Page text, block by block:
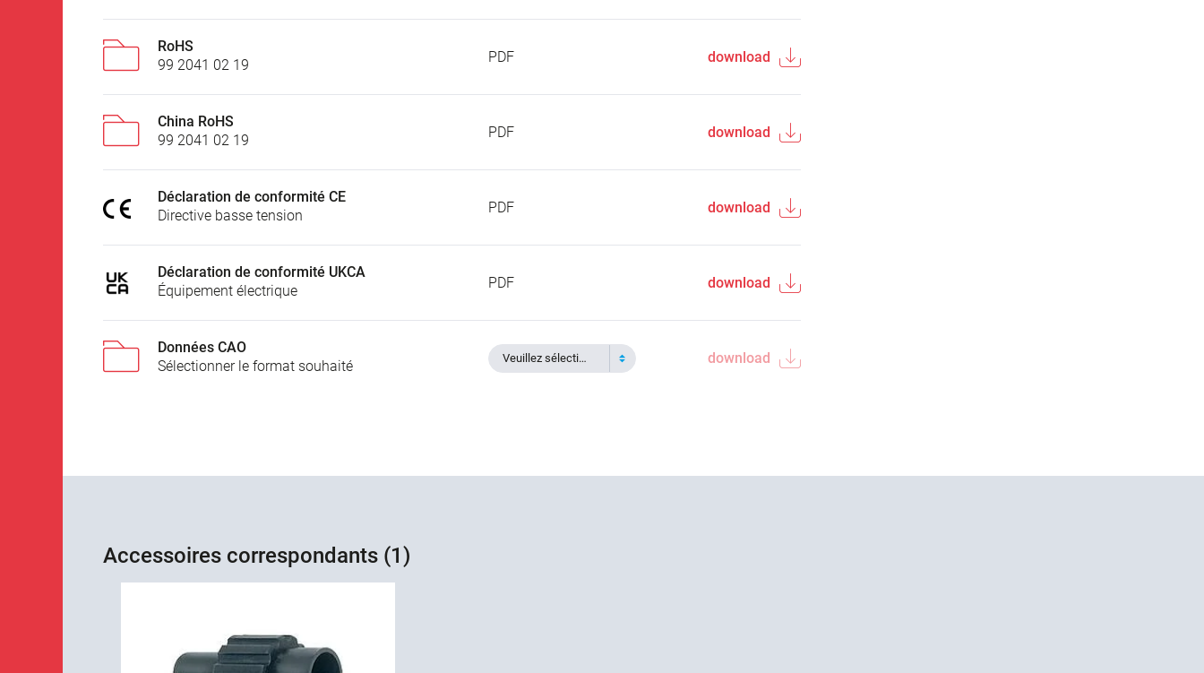
RoHS
99 2041 02 19
PDF download
China RoHS
99 2041 02 19
PDF download
Déclaration de conformité CE
Directive basse tension
PDF download
Déclaration de conformité UKCA
Équipement électrique
PDF download
Données CAO
Sélectionner le format souhaité
Veuillez sélectionner download
Accessoires correspondants (1)